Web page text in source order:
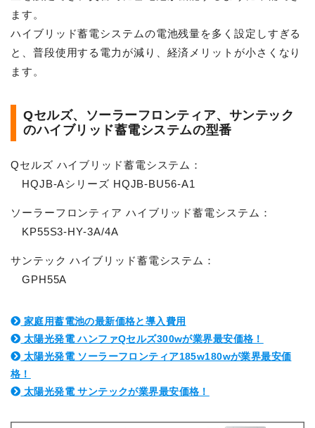
ます。
ハイブリッド蓄電システムの電池残量を多く設定しすぎる
と、普段使用する電力が減り、経済メリットが小さくなり
ます。
Qセルズ、ソーラーフロンティア、サンテック
のハイブリッド蓄電システムの型番
Qセルズ ハイブリッド蓄電システム：
HQJB-Aシリーズ HQJB-BU56-A1
ソーラーフロンティア ハイブリッド蓄電システム：
KP55S3-HY-3A/4A
サンテック ハイブリッド蓄電システム：
GPH55A
家庭用蓄電池の最新価格と導入費用
太陽光発電 ハンファQセルズ300wが業界最安価格！
太陽光発電 ソーラーフロンティア185w180wが業界最安価
格！
太陽光発電 サンテックが業界最安価格！